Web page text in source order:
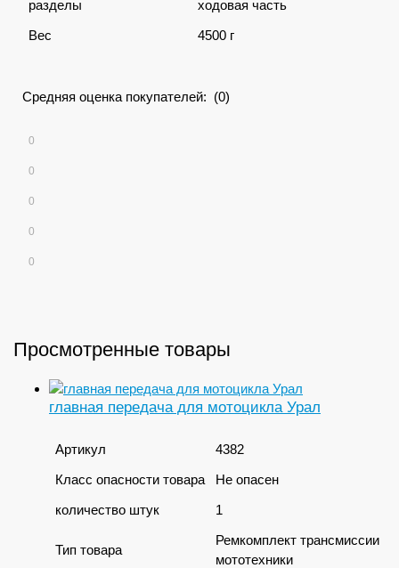
разделы
ходовая часть
Вес
4500 г
Средняя оценка покупателей: (0)
0
0
0
0
0
Просмотренные товары
главная передача для мотоцикла Урал
Артикул
4382
Класс опасности товара
Не опасен
количество штук
1
Тип товара
Ремкомплект трансмиссии
мототехники